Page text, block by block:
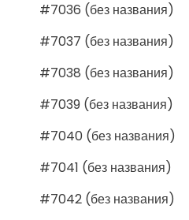
#7036 (без названия)
#7037 (без названия)
#7038 (без названия)
#7039 (без названия)
#7040 (без названия)
#7041 (без названия)
#7042 (без названия)